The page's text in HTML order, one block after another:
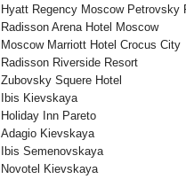
Hyatt Regency Moscow Petrovsky
Radisson Arena Hotel Moscow
Moscow Marriott Hotel Crocus City
Radisson Riverside Resort
Zubovsky Squere Hotel
Ibis Kievskaya
Holiday Inn Pareto
Adagio Kievskaya
Ibis Semenovskaya
Novotel Kievskaya